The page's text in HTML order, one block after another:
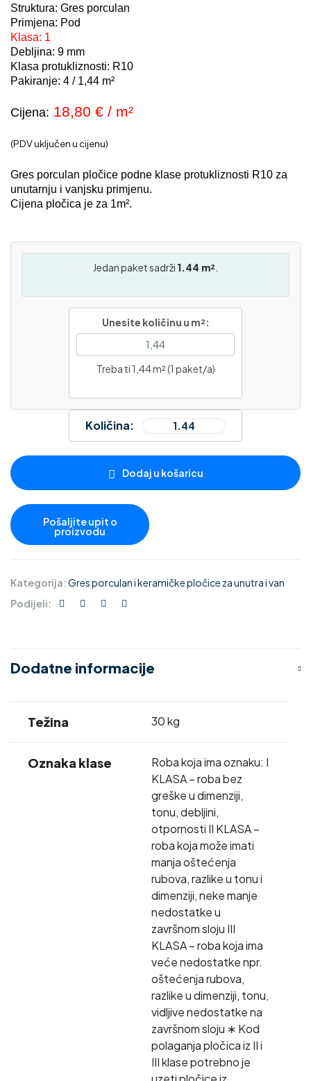
Struktura: Gres porculan
Primjena: Pod
Klasa: 1
Debljina: 9 mm
Klasa protukliznosti: R10
Pakiranje: 4 / 1,44 m²
Cijena: 18,80 € / m²
(PDV uključen u cijenu)
Gres porculan pločice podne klase protukliznosti R10 za
unutarnju i vanjsku primjenu.
Cijena pločica je za 1m².
Jedan paket sadrži 1.44 m²
Unesite količinu u m²:
Treba ti 1,44 m² (1 paket/a)
Količina:
Dodaj u košaricu
Kategorija:Gres porculan i keramičke pločice za unutra i van
Podijeli:
Dodatne informacije
Težina 30 kg
Oznaka klase
Roba koja ima oznaku: I
KLASA – roba bez
greške u dimenziji,
tonu, debljini,
otpornosti II KLASA –
roba koja može imati
manja oštećenja
rubova, razlike u tonu i
dimenziji, neke manje
nedostatke u
završnom sloju III
KLASA – roba koja ima
veće nedostatke npr.
oštećenja rubova,
razlike u dimenziji, tonu,
vidljive nedostatke na
završnom sloju ∗ Kod
polaganja pločica iz II i
III klase potrebno je